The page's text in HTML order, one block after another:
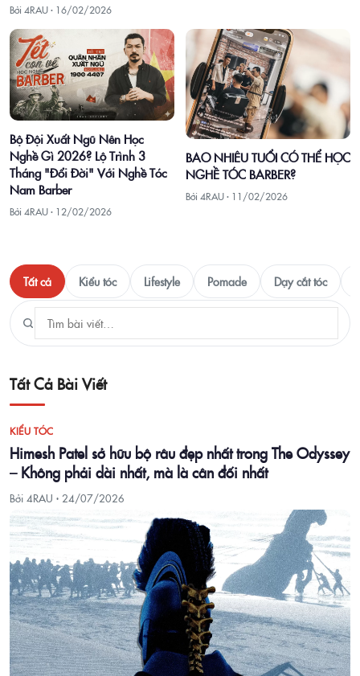
Bởi 4RAU · 16/02/2026
Bộ Đội Xuất Ngũ Nên Học
Nghề Gì 2026? Lộ Trình 3
Tháng "Đổi Đời" Với Nghề Tóc
Nam Barber
Bởi 4RAU · 12/02/2026
BAO NHIÊU TUỔI CÓ THỂ HỌC
NGHỀ TÓC BARBER?
Bởi 4RAU · 11/02/2026
Tất cả Kiểu tóc Lifestyle Pomade Dạy cắt tóc
Tất Cả Bài Viết
KIỂU TÓC
Himesh Patel sở hữu bộ râu đẹp nhất trong The Odyssey
– Không phải dài nhất, mà là cân đối nhất
Bởi 4RAU · 24/07/2026